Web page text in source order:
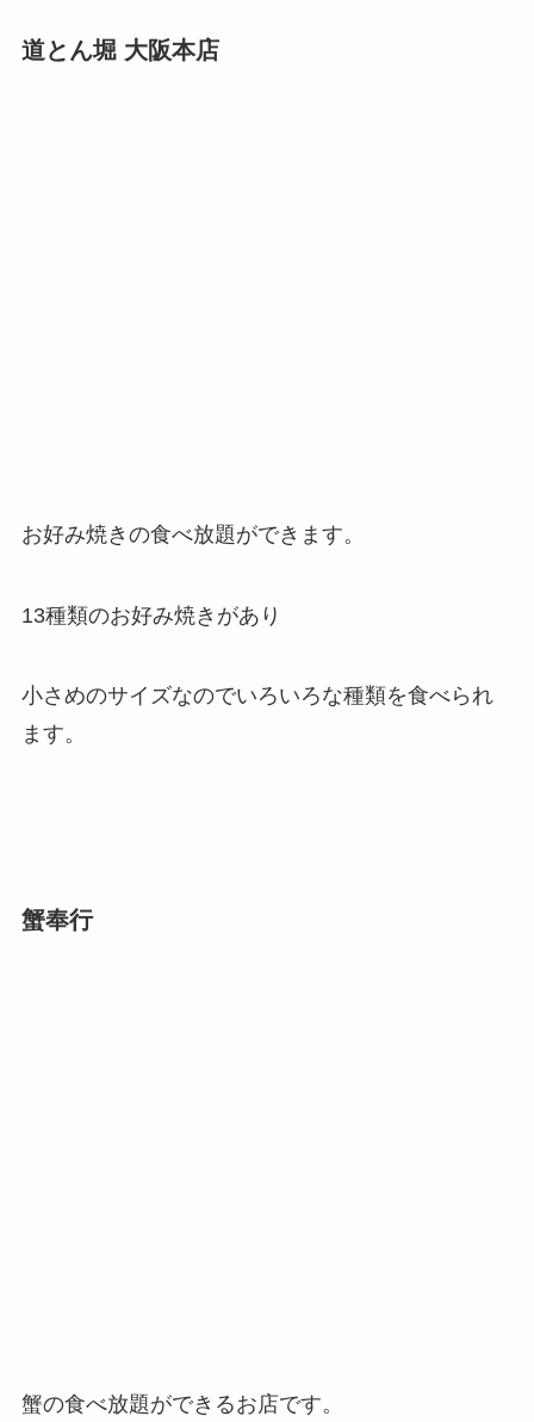
道とん堀 大阪本店
お好み焼きの食べ放題ができます。
13種類のお好み焼きがあり
小さめのサイズなのでいろいろな種類を食べられ
ます。
蟹奉行
蟹の食べ放題ができるお店です。